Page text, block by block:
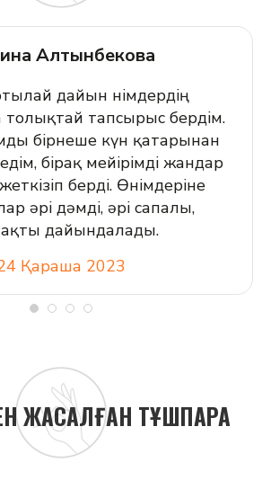
Алтынбекова
дайын өнімдердің
тапсырыс бердім.
бірнеше күн қатарынан
бірақ мейірімді жандар
берді. Өнімдеріне
әрі дәмді, әрі сапалы,
дайындалады.
Қараша 2023
ЖАСАЛҒАН ТҰШПАРА